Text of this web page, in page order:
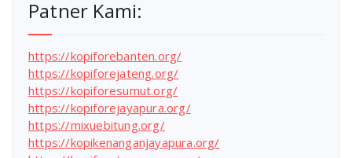
Patner Kami:
https://kopiforebanten.org/
https://kopiforejateng.org/
https://kopiforesumut.org/
https://kopiforejayapura.org/
https://mixuebitung.org/
https://kopikenanganjayapura.org/